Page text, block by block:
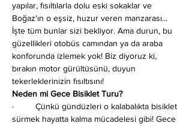
yapılar, fısıltılarla dolu eski sokaklar ve
Boğaz'ın o eşsiz, huzur veren manzarası...
İşte tüm bunlar sizi bekliyor. Ama durun, bu
güzellikleri otobüs camından ya da araba
konforunda izlemek yok! Biz diyoruz ki,
bırakın motor gürültüsünü, duyun
tekerleklerinizin fısıltısını!
Neden mi Gece Bisiklet Turu?
·         Çünkü gündüzleri o kalabalıkta bisiklet
sürmek hayatta kalma mücadelesi gibi! Gece